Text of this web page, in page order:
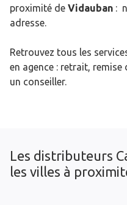
proximité de Vidauban :
adresse.
Retrouvez tous les
en agence : retrait, remise
un conseiller.
Les distributeurs
les villes à